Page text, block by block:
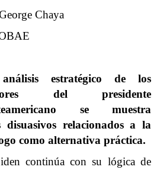
Chaya
estratégico de los
del presidente
se muestra
relacionados a la
como alternativa práctica.
continúa con su lógica de